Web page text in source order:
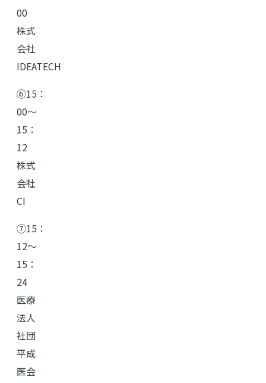
00
株式
会社
IDEATECH
⑥15：
00〜
15：
12
株式
会社
CI
⑦15：
12〜
15：
24
医療
法人
社団
平成
医会